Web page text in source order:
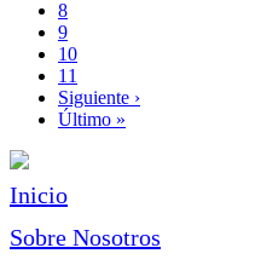
actual
Page
8
Page
9
Page
10
Page
11
Siguiente
página
Siguiente ›
Última
Último »
Inicio
Sobre Nosotros